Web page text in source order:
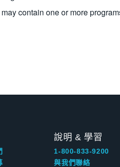
contain one or more
說明 & 學習
1-800-833-9200
與我們聯絡